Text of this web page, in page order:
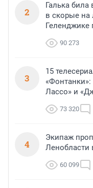
2
Галька
в скорые на
Геленджике
90 273
3
15
Лассо» и
73 320
4
Экипаж
Ленобласти
60 099